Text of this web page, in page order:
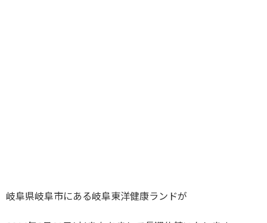
岐阜県岐阜市にある岐阜東洋健康ランドが